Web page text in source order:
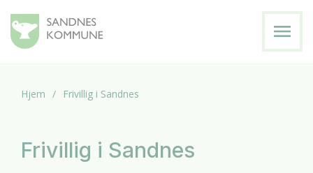
menu
Hjem Frivillig i Sandnes
Frivillig i Sandnes